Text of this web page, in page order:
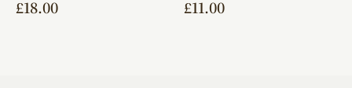
£18.00 £11.00